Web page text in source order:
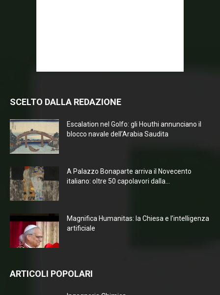
SCELTO DALLA REDAZIONE
Escalation nel Golfo: gli Houthi annunciano il
blocco navale dell’Arabia Saudita
A Palazzo Bonaparte arriva il Novecento
italiano: oltre 50 capolavori dalla...
Magnifica Humanitas: la Chiesa e l’intelligenza
artificiale
ARTICOLI POPOLARI